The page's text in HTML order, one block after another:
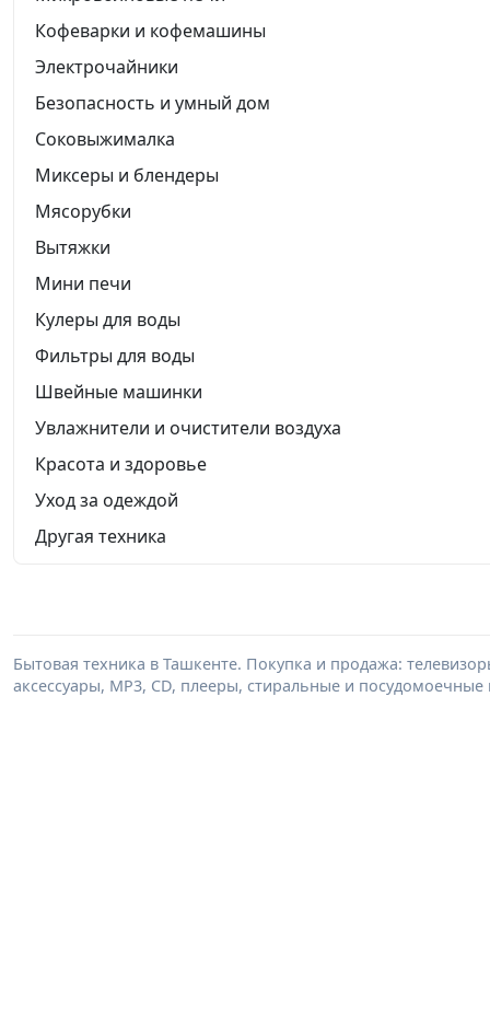
Кофеварки и кофемашины
Электрочайники
Безопасность и умный дом
Соковыжималка
Миксеры и блендеры
Мясорубки
Вытяжки
Мини печи
Кулеры для воды
Фильтры для воды
Швейные машинки
Увлажнители и очистители воздуха
Красота и здоровье
Уход за одеждой
Другая техника
Бытовая техника в Ташкенте. Покупка и продажа:
аксессуары, MP3, CD, плееры, стиральные и